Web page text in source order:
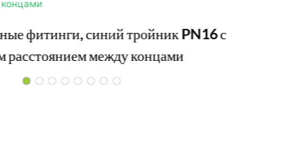
фитинги, синий тройник PN16 с
расстоянием между концами